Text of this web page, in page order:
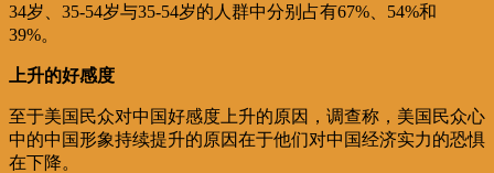
34岁、35-54岁与35-54岁的人群中分别占有67%、54%和
39%。
上升的好感度
至于美国民众对中国好感度上升的原因，调查称，美国民众心
中的中国形象持续提升的原因在于他们对中国经济实力的恐惧
在下降。